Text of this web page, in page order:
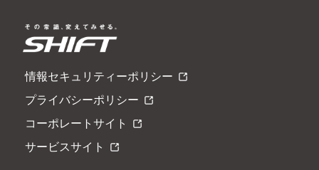
情報セキュリティーポリシー
プライバシーポリシー
コーポレートサイト
サービスサイト